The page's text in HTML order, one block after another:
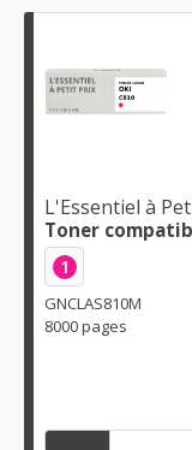
L'Essentiel à
Toner
1
GNCLAS810M
8000 pages